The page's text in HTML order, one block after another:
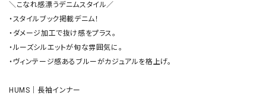
＼こなれ感漂うデニムスタイル／
・スタイルブック掲載デニム！
・ダメージ加工で抜け感をプラス。
・ルーズシルエットが旬な雰囲気に。
・ヴィンテージ感あるブルーがカジュアルを格上げ。
HUMS｜長袖インナー